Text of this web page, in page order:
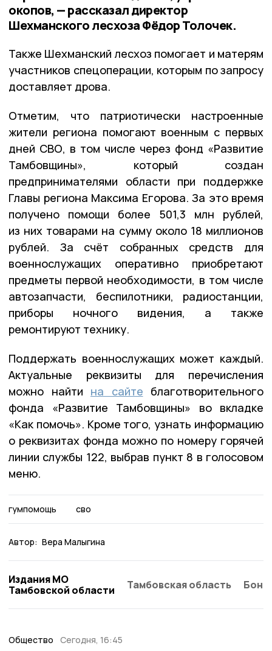
окопов, — рассказал директор
Шехманского лесхоза Фёдор Толочек.
Также Шехманский лесхоз помогает и матерям
участников спецоперации, которым по запросу
доставляет дрова.
Отметим, что патриотически настроенные
жители региона помогают военным с первых
дней СВО, в том числе через фонд «Развитие
Тамбовщины», который создан
предпринимателями области при поддержке
Главы региона Максима Егорова. За это время
получено помощи более 501,3 млн рублей,
из них товарами на сумму около 18 миллионов
рублей. За счёт собранных средств для
военнослужащих оперативно приобретают
предметы первой необходимости, в том числе
автозапчасти, беспилотники, радиостанции,
приборы ночного видения, а также
ремонтируют технику.
Поддержать военнослужащих может каждый.
Актуальные реквизиты для перечисления
можно найти на сайте благотворительного
фонда «Развитие Тамбовщины» во вкладке
«Как помочь». Кроме того, узнать информацию
о реквизитах фонда можно по номеру горячей
линии службы 122, выбрав пункт 8 в голосовом
меню.
гумпомощь сво
Автор: Вера Малыгина
Издания МО
Тамбовской области
Тамбовская область
Общество Сегодня, 16:45